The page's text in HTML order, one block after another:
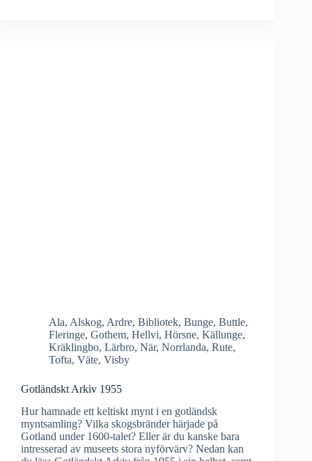
Ala, Alskog, Ardre, Bibliotek, Bunge, Buttle,
Fleringe, Gothem, Hellvi, Hörsne, Källunge,
Kräklingbo, Lärbro, När, Norrlanda, Rute,
Tofta, Väte, Visby
Gotländskt Arkiv 1955
Hur hamnade ett keltiskt mynt i en gotländsk
myntsamling? Vilka skogsbränder härjade på
Gotland under 1600-talet? Eller är du kanske bara
intresserad av museets stora nyförvärv? Nedan kan